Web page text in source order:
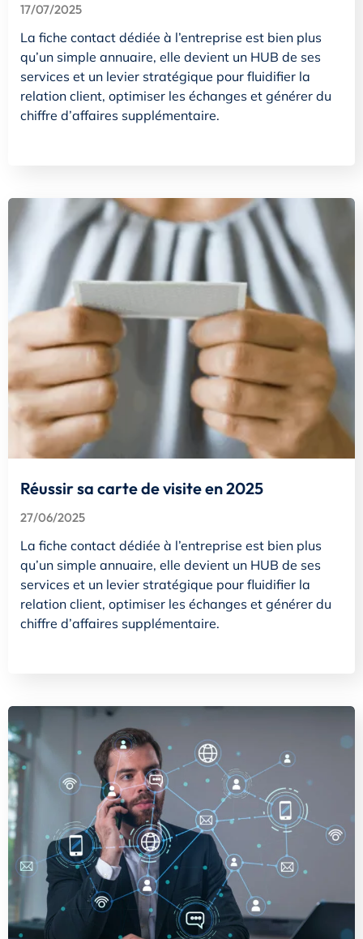
17/07/2025
La fiche contact dédiée à l’entreprise est bien plus
qu’un simple annuaire, elle devient un HUB de ses
services et un levier stratégique pour fluidifier la
relation client, optimiser les échanges et générer du
chiffre d’affaires supplémentaire.
Réussir sa carte de visite en 2025
27/06/2025
La fiche contact dédiée à l’entreprise est bien plus
qu’un simple annuaire, elle devient un HUB de ses
services et un levier stratégique pour fluidifier la
relation client, optimiser les échanges et générer du
chiffre d’affaires supplémentaire.